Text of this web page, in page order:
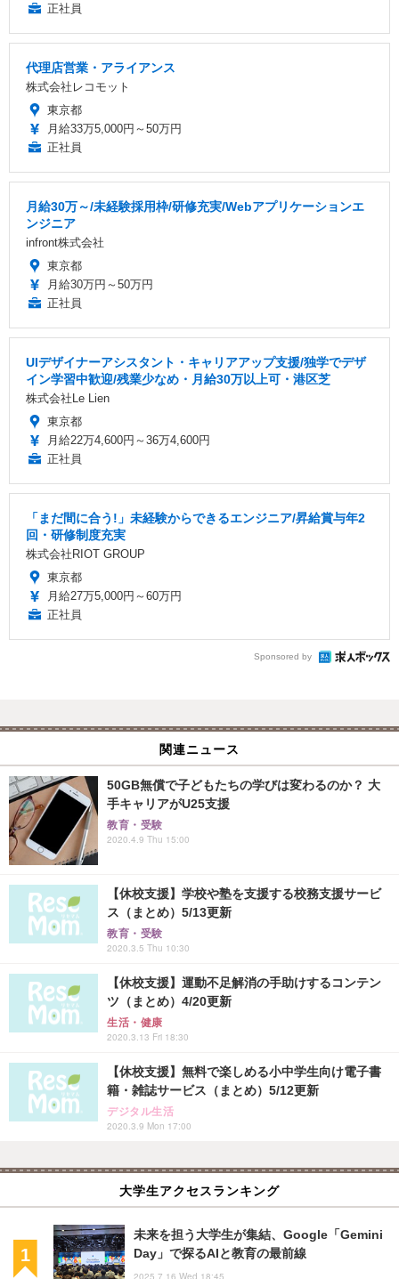
正社員
代理店営業・アライアンス
株式会社レコモット
東京都
月給33万5,000円～50万円
正社員
月給30万～/未経験採用枠/研修充実/Webアプリケーションエ
ンジニア
infront株式会社
東京都
月給30万円～50万円
正社員
UIデザイナーアシスタント・キャリアアップ支援/独学でデザ
イン学習中歓迎/残業少なめ・月給30万以上可・港区芝
株式会社Le Lien
東京都
月給22万4,600円～36万4,600円
正社員
「まだ間に合う!」未経験からできるエンジニア/昇給賞与年2
回・研修制度充実
株式会社RIOT GROUP
東京都
月給27万5,000円～60万円
正社員
Sponsored by
関連ニュース
50GB無償で子どもたちの学びは変わるのか？ 大
手キャリアがU25支援
教育・受験
2020.4.9 Thu 15:00
【休校支援】学校や塾を支援する校務支援サービ
ス（まとめ）5/13更新
教育・受験
2020.3.5 Thu 10:30
【休校支援】運動不足解消の手助けするコンテン
ツ（まとめ）4/20更新
生活・健康
2020.3.13 Fri 18:30
【休校支援】無料で楽しめる小中学生向け電子書
籍・雑誌サービス（まとめ）5/12更新
デジタル生活
2020.3.9 Mon 17:00
大学生アクセスランキング
未来を担う大学生が集結、Google「Gemini
Day」で探るAIと教育の最前線
2025.7.16 Wed 18:45